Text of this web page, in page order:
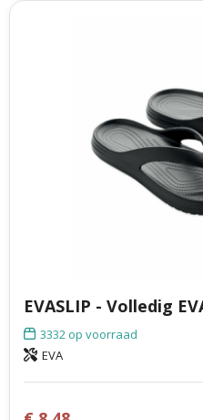
EVASLIP - Volledig
3332op voorraad
EVA